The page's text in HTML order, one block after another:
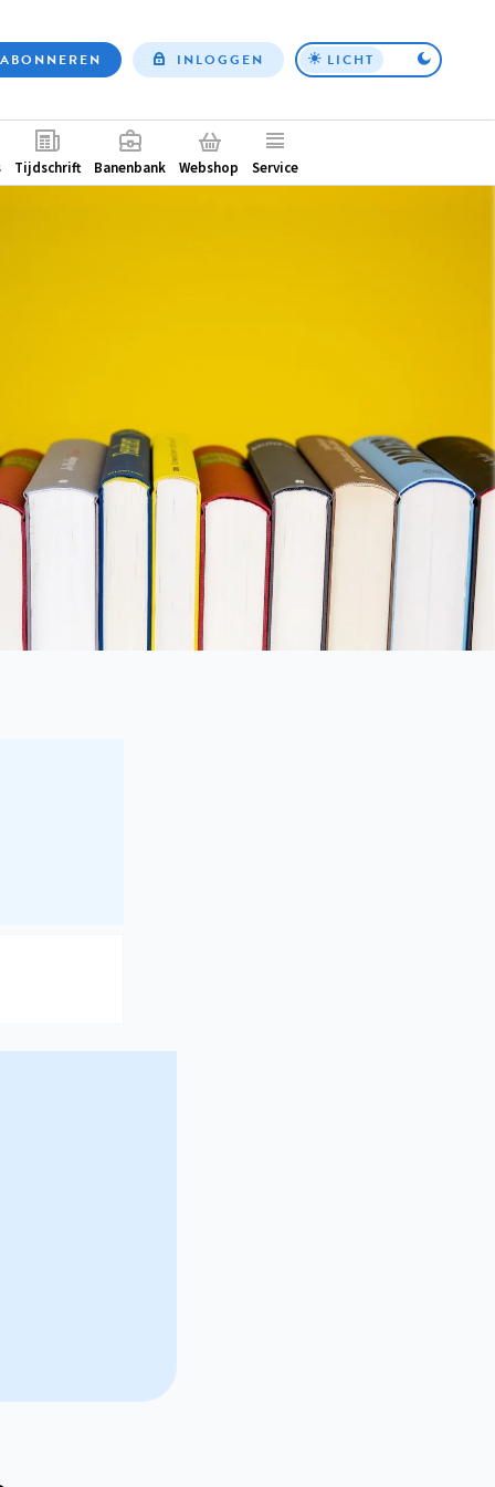
Top
ABONNEREN INLOGGEN LICHT
Tijdschrift Banenbank Webshop Service